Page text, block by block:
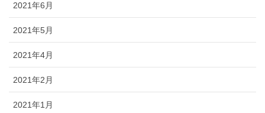
2021年6月
2021年5月
2021年4月
2021年2月
2021年1月